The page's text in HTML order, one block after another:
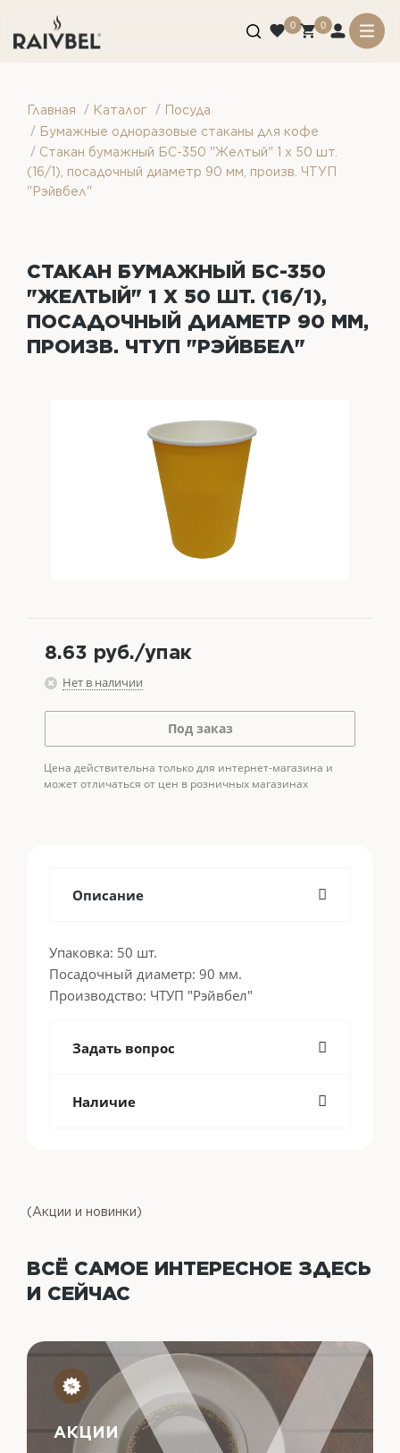
0 0
Главная / Каталог / Посуда
/ Бумажные одноразовые стаканы для кофе
/ Стакан бумажный БС-350 "Желтый" 1 х 50 шт.
(16/1), посадочный диаметр 90 мм, произв. ЧТУП
"Рэйвбел"
СТАКАН БУМАЖНЫЙ БС-350
"ЖЕЛТЫЙ" 1 Х 50 ШТ. (16/1),
ПОСАДОЧНЫЙ ДИАМЕТР 90 ММ,
ПРОИЗВ. ЧТУП "РЭЙВБЕЛ"
8.63 руб./упак
Нет в наличии
Под заказ
Цена действительна только для интернет-магазина и
может отличаться от цен в розничных магазинах
Описание
Упаковка: 50 шт.
Посадочный диаметр: 90 мм.
Производство: ЧТУП "Рэйвбел"
Задать вопрос
Наличие
(Акции и новинки)
ВСЁ САМОЕ ИНТЕРЕСНОЕ ЗДЕСЬ
И СЕЙЧАС
АКЦИИ